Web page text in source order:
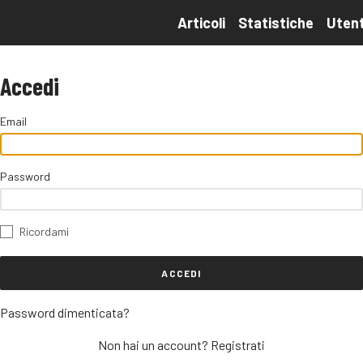
Articoli Statistiche
Accedi
Email
Password
Ricordami
ACCEDI
Password dimenticata?
Non hai un account? Registrati